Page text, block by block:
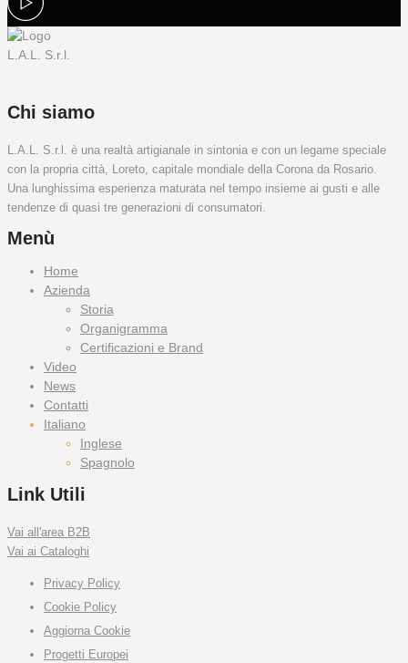
Chi siamo
L.A.L. S.r.l. è una realtà artigianale in sintonia e con un legame speciale
con la propria città, Loreto, capitale mondiale della Corona da Rosario.
Una lunghissima esperienza maturata nel tempo insieme ai gusti e alle
tendenze di quasi tre generazioni di consumatori.
Menù
Home
Azienda
Storia
Organigramma
Certificazioni e Brand
Video
News
Contatti
Italiano
Inglese
Spagnolo
Link Utili
Vai all'area B2B
Vai ai Cataloghi
Privacy Policy
Cookie Policy
Aggiorna Cookie
Progetti Europei